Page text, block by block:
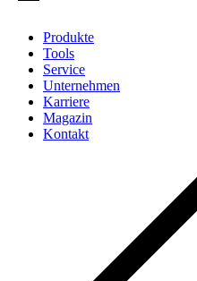
Produkte
Tools
Service
Unternehmen
Karriere
Magazin
Kontakt